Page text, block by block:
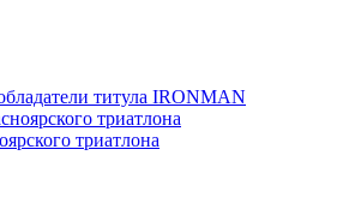
титула IRONMAN
триатлона
триатлона